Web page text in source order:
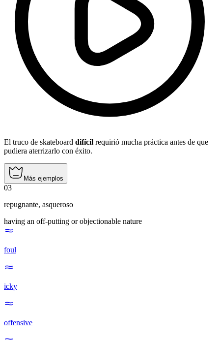
El truco de skateboard difícil requirió mucha práctica antes de que
pudiera aterrizarlo con éxito.
Más ejemplos
03
repugnante, asqueroso
having an off-putting or objectionable nature
foul
icky
offensive